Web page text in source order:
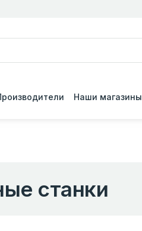
Наши магазины
станки